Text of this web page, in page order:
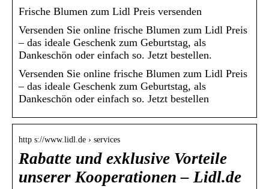
Frische Blumen zum Lidl Preis versenden
Versenden Sie online frische Blumen zum Lidl Preis
– das ideale Geschenk zum Geburtstag, als
Dankeschön oder einfach so. Jetzt bestellen.
Versenden Sie online frische Blumen zum Lidl Preis
– das ideale Geschenk zum Geburtstag, als
Dankeschön oder einfach so. Jetzt bestellen
http s://www.lidl.de › services
Rabatte und exklusive Vorteile
unserer Kooperationen – Lidl.de